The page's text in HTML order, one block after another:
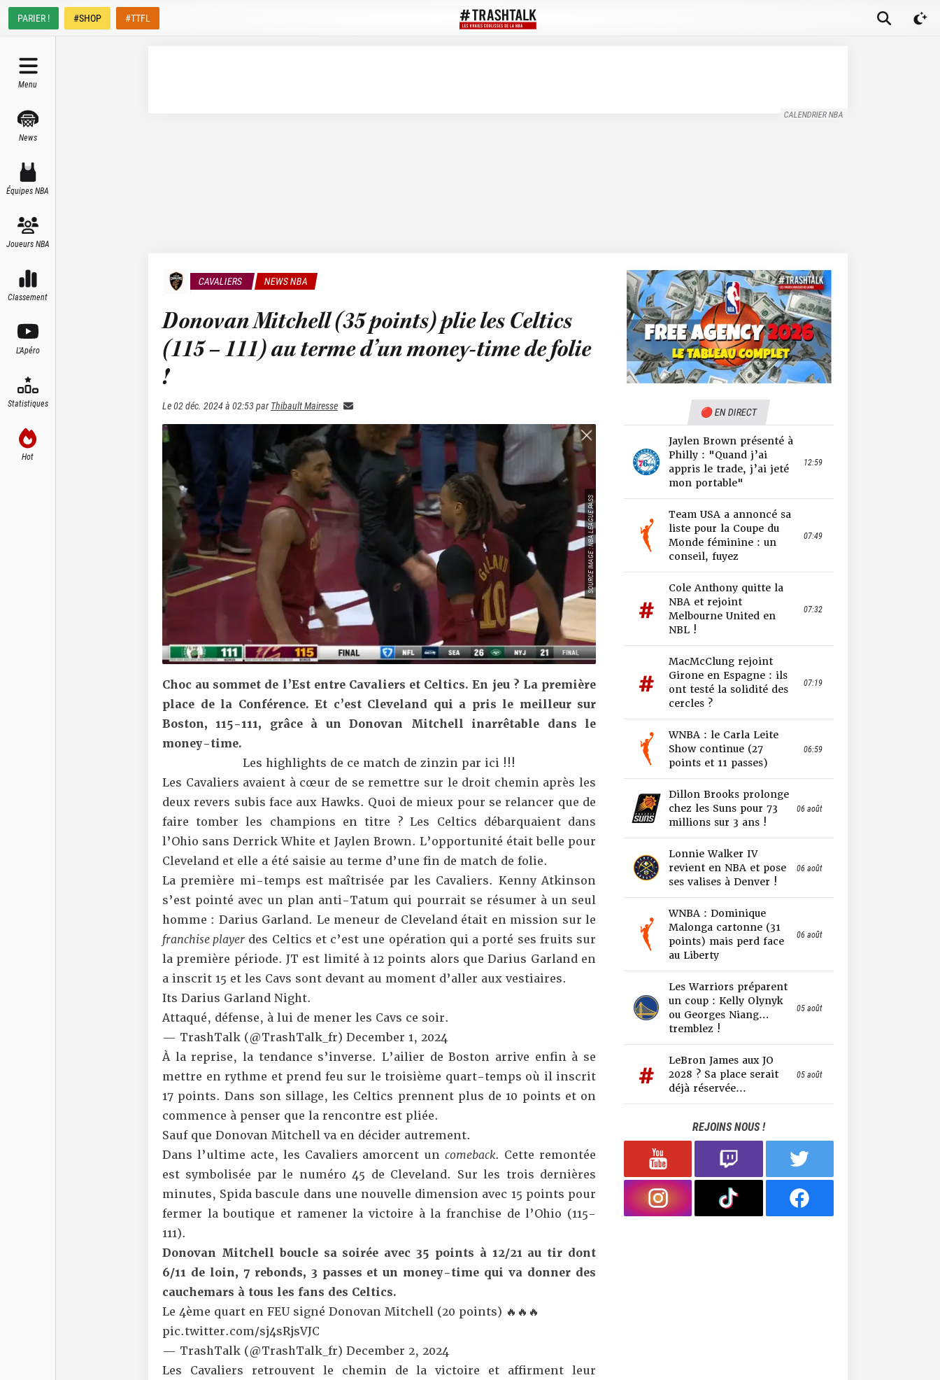
PARIER ! #SHOP #TTFL
Menu
News
Équipes NBA
Joueurs NBA
Classement
L'Apéro
Statistiques
Hot
CALENDRIER NBA
CAVALIERS NEWS NBA
Donovan Mitchell (35 points) plie les Celtics
(115 – 111) au terme d’un money-time de folie
!
Le02 déc. 2024 à 02:53par Thibault Mairesse
SOURCE IMAGE : NBA LEAGUE PASS
Choc au sommet de l’Est entre Cavaliers et Celtics. En jeu ? La première
place de la Conférence. Et c’est Cleveland qui a pris le meilleur sur
Boston, 115-111, grâce à un Donovan Mitchell inarrêtable dans le
money-time.
Les highlights de ce match de zinzin par ici !!!
Les Cavaliers avaient à cœur de se remettre sur le droit chemin après les
deux revers subis face aux Hawks. Quoi de mieux pour se relancer que de
faire tomber les champions en titre ? Les Celtics débarquaient dans
l’Ohio sans Derrick White et Jaylen Brown. L’opportunité était belle pour
Cleveland et elle a été saisie au terme d’une fin de match de folie.
La première mi-temps est maîtrisée par les Cavaliers. Kenny Atkinson
s’est pointé avec un plan anti-Tatum qui pourrait se résumer à un seul
homme : Darius Garland. Le meneur de Cleveland était en mission sur le
franchise player des Celtics et c’est une opération qui a porté ses fruits sur
la première période. JT est limité à 12 points alors que Darius Garland en
a inscrit 15 et les Cavs sont devant au moment d’aller aux vestiaires.
Its Darius Garland Night.
Attaqué, défense, à lui de mener les Cavs ce soir.
— TrashTalk (@TrashTalk_fr) December 1, 2024
À la reprise, la tendance s’inverse. L’ailier de Boston arrive enfin à se
mettre en rythme et prend feu sur le troisième quart-temps où il inscrit
17 points. Dans son sillage, les Celtics prennent plus de 10 points et on
commence à penser que la rencontre est pliée.
Sauf que Donovan Mitchell va en décider autrement.
Dans l’ultime acte, les Cavaliers amorcent uncomeback. Cette remontée
est symbolisée par le numéro 45 de Cleveland. Sur les trois dernières
minutes, Spida bascule dans une nouvelle dimension avec 15 points pour
fermer la boutique et ramener la victoire à la franchise de l’Ohio (115-
111).
Donovan Mitchell boucle sa soirée avec 35 points à 12/21 au tir dont
6/11 de loin, 7 rebonds, 3 passes et un money-time qui va donner des
cauchemars à tous les fans des Celtics.
Le 4ème quart en FEU signé Donovan Mitchell (20 points) 🔥🔥🔥
pic.twitter.com/sj4sRjsVJC
— TrashTalk (@TrashTalk_fr) December 2, 2024
Les Cavaliers retrouvent le chemin de la victoire et affirment leur
🔴 EN DIRECT
Jaylen Brown présenté à
Philly : "Quand j’ai
appris le trade, j’ai jeté
mon portable"
12:59
Team USA a annoncé sa
liste pour la Coupe du
Monde féminine : un
conseil, fuyez
07:49
Cole Anthony quitte la
NBA et rejoint
Melbourne United en
NBL !
07:32
MacMcClung rejoint
Girone en Espagne : ils
ont testé la solidité des
cercles ?
07:19
WNBA : le Carla Leite
Show continue (27
points et 11 passes)
06:59
Dillon Brooks prolonge
chez les Suns pour 73
millions sur 3 ans !
06 août
Lonnie Walker IV
revient en NBA et pose
ses valises à Denver !
06 août
WNBA : Dominique
Malonga cartonne (31
points) mais perd face
au Liberty
06 août
Les Warriors préparent
un coup : Kelly Olynyk
ou Georges Niang…
tremblez !
05 août
LeBron James aux JO
2028 ? Sa place serait
déjà réservée...
05 août
REJOINS NOUS !